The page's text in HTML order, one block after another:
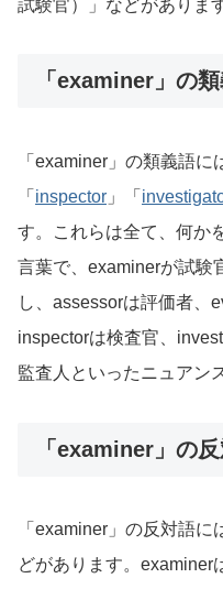
試験官）」などがあります
「examiner」の
「examiner」の類義語に
「 inspector 」「
す。これらは全て、何か
言葉で、examinerが試験
し、assessorは評価者、
inspectorは検査官、
監査人といったニュアン
「examiner」の
「examiner」の反対語に
どがあります。examiner